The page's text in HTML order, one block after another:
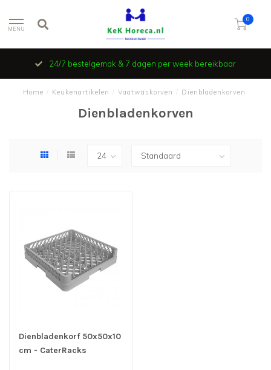
MENU
0
24/7 bestelgemak & 7 dagen per week bereikbaar
Home Keukenartikelen Vaatwaskorven Dienbladenkorven
Dienbladenkorven
Dienbladenkorf 50x50x10
cm - CaterRacks